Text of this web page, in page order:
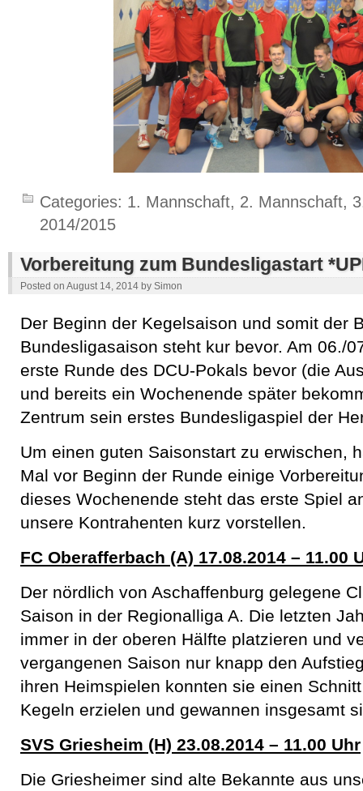
Categories: 1. Mannschaft, 2. Mannschaft,
2014/2015
Vorbereitung zum Bundesligastart
Posted on August 14, 2014 by Simon
Der Beginn der Kegelsaison und somit der
Bundesligasaison steht kur bevor. Am 06./
erste Runde des DCU-Pokals bevor (die
und bereits ein Wochenende später
Zentrum sein erstes Bundesligaspiel der
Um einen guten Saisonstart zu erwischen,
Mal vor Beginn der Runde einige
dieses Wochenende steht das erste Spiel
unsere Kontrahenten kurz vorstellen.
FC Oberafferbach (A) 17.08.2014 – 11.00
Der nördlich von Aschaffenburg gelegene
Saison in der Regionalliga A. Die letzten
immer in der oberen Hälfte platzieren und
vergangenen Saison nur knapp den
ihren Heimspielen konnten sie einen
Kegeln erzielen und gewannen insgesamt
SVS Griesheim (H) 23.08.2014 – 11.00 Uhr
Die Griesheimer sind alte Bekannte aus